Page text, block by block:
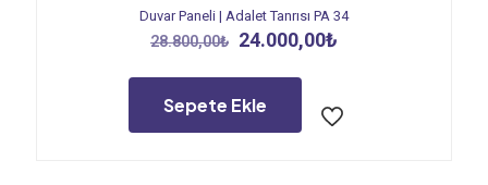
Duvar Paneli | Adalet Tanrısı PA 34
28.800,00₺ Orijinal
28.800,00₺.
24.000,00₺
Sepete Ekle